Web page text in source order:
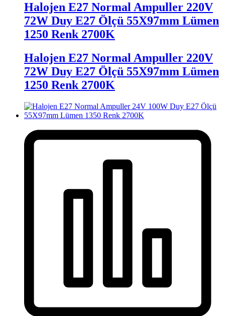
Halojen E27 Normal Ampuller 220V
72W Duy E27 Ölçü 55X97mm Lümen
1250 Renk 2700K
Halojen E27 Normal Ampuller 220V
72W Duy E27 Ölçü 55X97mm Lümen
1250 Renk 2700K